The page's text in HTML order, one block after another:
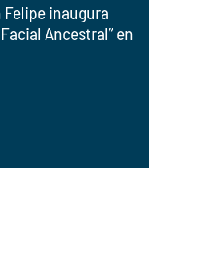
Felipe inaugura
Ancestral” en